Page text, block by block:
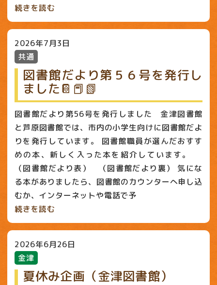
続きを読む
2026年7月3日
共通
図書館だより第５６号を発行し
ました📔📕📗
図書館だより第56号を発行しました 金津図書館
と芦原図書館では、市内の小学生向けに図書館だよ
りを発行しています。 図書館職員が選んだおすす
めの本、新しく入った本を紹介しています。
（図書館だより表） （図書館だより裏） 気にな
る本がありましたら、図書館のカウンターへ申し込
むか、インターネットや電話で予
続きを読む
2026年6月26日
金津
夏休み企画（金津図書館）